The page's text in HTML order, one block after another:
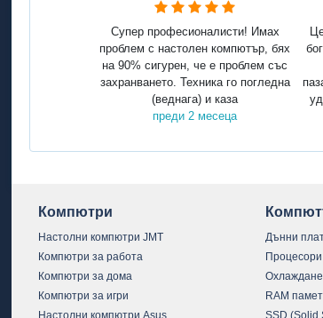
Супер професионалисти! Имах
проблем с настолен компютър, бях
на 90% сигурен, че е проблем със
захранването. Техника го погледна
(веднага) и каза
преди 2 месеца
Компютри
Настолни компютри JMT
Компютри за работа
Компютри за дома
Компютри за игри
Настолни компютри Asus
Дънни
Процесори
RAM памет
SSD (Solid